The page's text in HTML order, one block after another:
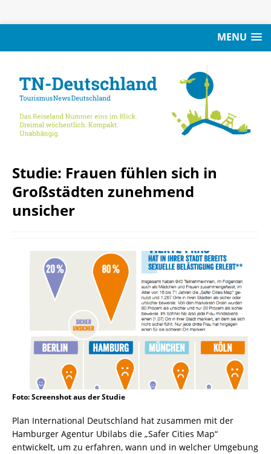
MENU
Studie: Frauen fühlen sich in
Großstädten zunehmend
unsicher
Foto: Screenshot aus der Studie
Plan International Deutschland hat zusammen mit der
Hamburger Agentur Ubilabs die „Safer Cities Map“
entwickelt, um zu erfahren, wann und in welcher Umgebung